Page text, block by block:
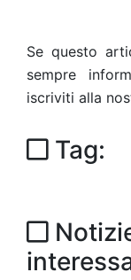
Se questo
sempre
iscriviti alla
Tag: